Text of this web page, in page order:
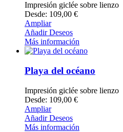
Impresión giclée sobre lienzo
Desde: 109,00 €
Ampliar
Añadir Deseos
Más información
Playa del océano
Impresión giclée sobre lienzo
Desde: 109,00 €
Ampliar
Añadir Deseos
Más información